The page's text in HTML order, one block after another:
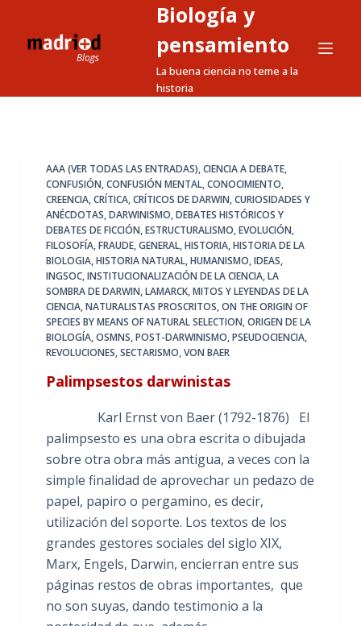
a
Biología y
pensamiento
La buena ciencia no teme a la
historia
AAA (VER TODAS LAS ENTRADAS),CIENCIA A DEBATE,
CONFUSIÓN,CONFUSIÓN MENTAL,CONOCIMIENTO,
CREENCIA,CRÍTICA,CRÍTICOS DE DARWIN,CURIOSIDADES Y
ANÉCDOTAS,DARWINISMO,DEBATES HISTÓRICOS Y
DEBATES DE FICCIÓN,ESTRUCTURALISMO,EVOLUCIÓN,
FILOSOFÍA,FRAUDE,GENERAL,HISTORIA,HISTORIA DE LA
BIOLOGIA,HISTORIA NATURAL,HUMANISMO,IDEAS,
INGSOC,INSTITUCIONALIZACIÓN DE LA CIENCIA,LA
SOMBRA DE DARWIN,LAMARCK,MITOS Y LEYENDAS DE LA
CIENCIA,NATURALISTAS PROSCRITOS,ON THE ORIGIN OF
SPECIES BY MEANS OF NATURAL SELECTION,ORIGEN DE LA
BIOLOGÍA,OSMNS,POST-DARWINISMO,PSEUDOCIENCIA,
REVOLUCIONES,SECTARISMO,VON BAER
Palimpsestos darwinistas
Karl Ernst von Baer (1792-1876) El
palimpsesto es una obra escrita o dibujada
sobre otra obra más antigua, a veces con la
simple finalidad de aprovechar un pedazo de
papel, papiro o pergamino, es decir,
utilización del soporte. Los textos de los
grandes gestores sociales del siglo XIX,
Marx, Engels, Darwin, encierran entre sus
páginas restos de obras importantes, que
no son suyas, dando testimonio a la